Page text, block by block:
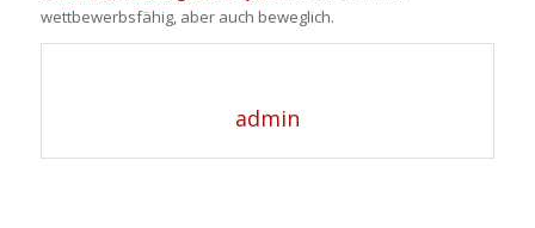
wettbewerbsfähig, aber auch beweglich.
admin